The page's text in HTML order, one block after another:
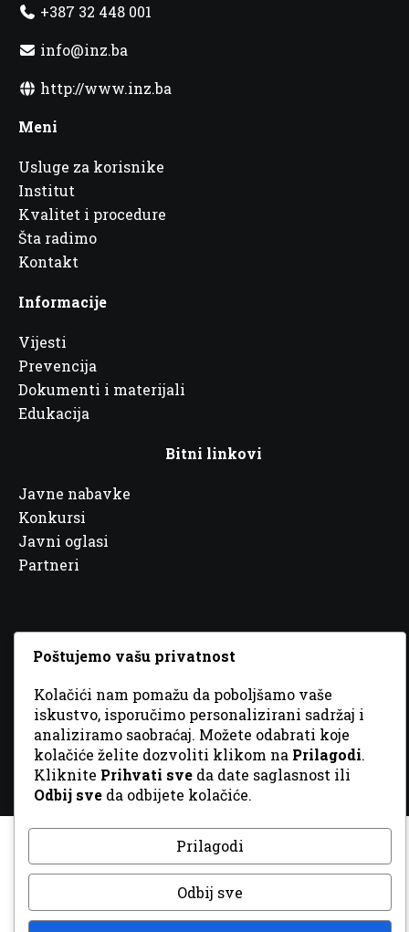
+387 32 448 001
info@inz.ba
http://www.inz.ba
Meni
Usluge za korisnike
Institut
Kvalitet i procedure
Šta radimo
Kontakt
Informacije
Vijesti
Prevencija
Dokumenti i materijali
Edukacija
Bitni linkovi
Javne nabavke
Konkursi
Javni oglasi
Partneri
© 2026 Sva prava zadržana. Dizajn
Poštujemo vašu privatnost
Kolačići nam pomažu da poboljšamo vaše
iskustvo, isporučimo personalizirani sadržaj i
analiziramo saobraćaj. Možete odabrati koje
kolačiće želite dozvoliti klikom na Prilagodi.
Kliknite Prihvati sve da date saglasnost ili
Odbij sve da odbijete kolačiće.
Prilagodi
Odbij sve